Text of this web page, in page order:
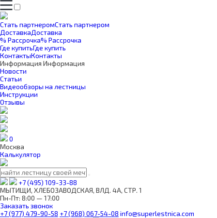
Стать партнеромСтать партнером
ДоставкаДоставка
% Рассрочка% Рассрочка
Где купитьГде купить
КонтактыКонтакты
Информация Информация
Новости
Статьи
Видеообзоры на лестницы
Инструкции
Отзывы
0
Москва
Калькулятор
+7 (495) 109-33-88
МЫТИЩИ, ХЛЕБОЗАВОДСКАЯ, ВЛД. 4А, СТР. 1
Пн-Пт: 8:00 — 17:00
Заказать звонок
+7 (977) 479-90-58 +7 (968) 067-54-08 info@superlestnica.com